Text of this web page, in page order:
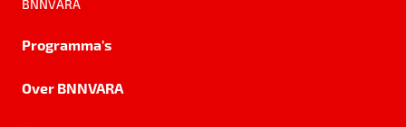
BNNVARA
Programma's
Over BNNVARA